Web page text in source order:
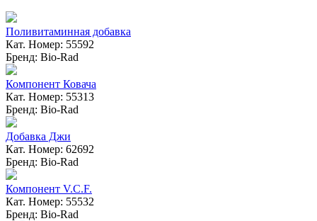
Поливитаминная добавка
Кат. Номер: 55592
Бренд: Bio-Rad
Компонент Ковача
Кат. Номер: 55313
Бренд: Bio-Rad
Добавка Джи
Кат. Номер: 62692
Бренд: Bio-Rad
Компонент V.C.F.
Кат. Номер: 55532
Бренд: Bio-Rad